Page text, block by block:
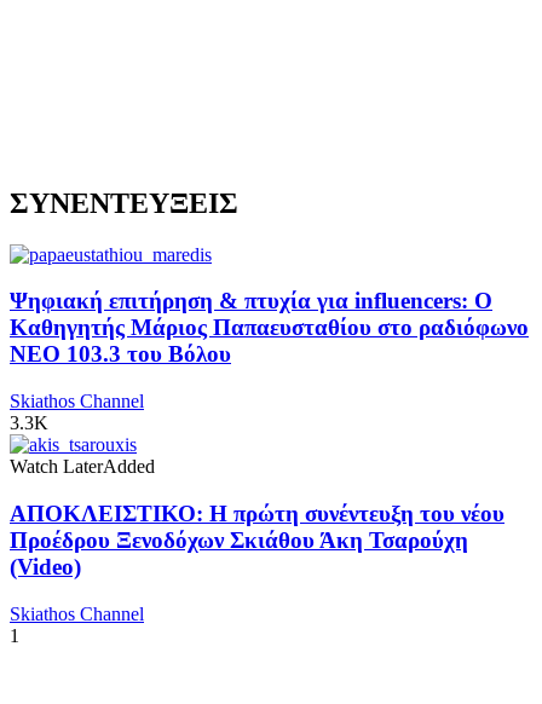
ΣΥΝΕΝΤΕΥΞΕΙΣ
Ψηφιακή επιτήρηση & πτυχία για influencers: Ο
Καθηγητής Μάριος Παπαευσταθίου στο ραδιόφωνο
NEO 103.3 του Βόλου
Skiathos Channel
3.3K
Watch LaterAdded
ΑΠΟΚΛΕΙΣΤΙΚΟ: Η πρώτη συνέντευξη του νέου
Προέδρου Ξενοδόχων Σκιάθου Άκη Τσαρούχη
(Video)
Skiathos Channel
1